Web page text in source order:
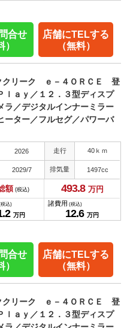
合せ
）
店舗にTELする
（無料）
クリーク ｅ－４ＯＲＣＥ 登
ｌａｙ／１２．３型ディスプ
ラ／デジタルインナーミラー
ーター／フルセグ／パワーバ
2026 走行 40ｋｍ
2029/7 排気量 1497cc
額 (税込) 493.8 万円
税込)
2 万円
諸費用 (税込)
12.6 万円
合せ
）
店舗にTELする
（無料）
クリーク ｅ－４ＯＲＣＥ 登
ｌａｙ／１２．３型ディスプ